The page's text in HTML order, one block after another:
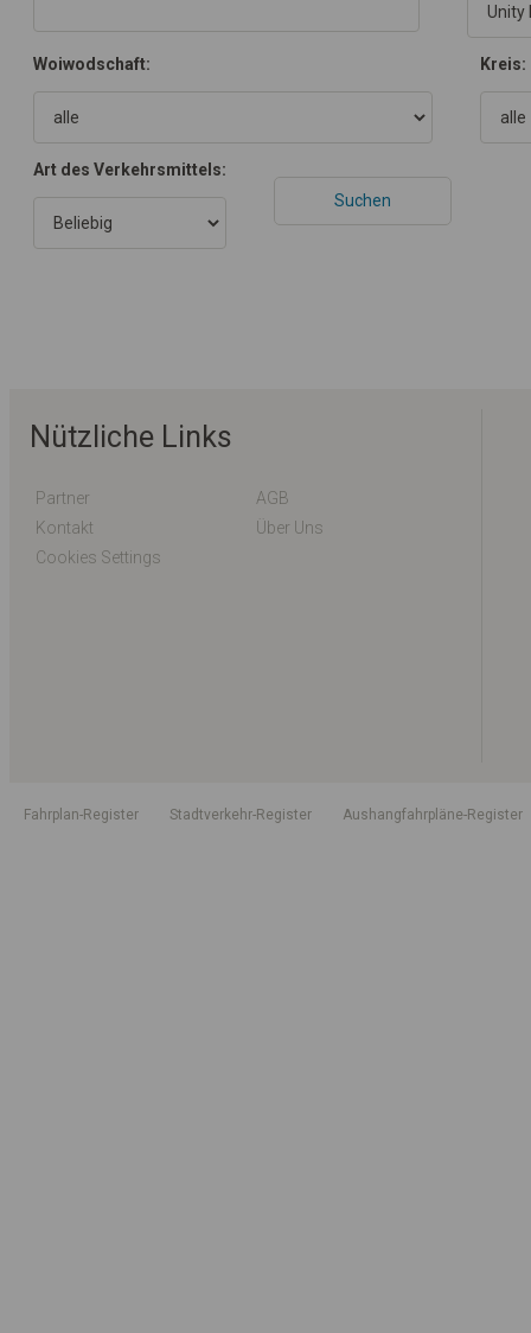
Woiwodschaft: Kreis:
Art des Verkehrsmittels:
Nützliche Links
Partner
AGB
Kontakt
Über Uns
Cookies Settings
Fahrplan-Register Stadtverkehr-Register Aushangfahrpläne-Register